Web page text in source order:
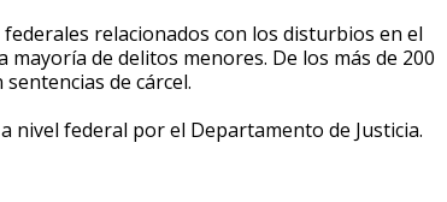
relacionados con los disturbios en el
mayoría de delitos menores. De los más de 200
de cárcel.
nivel federal por el Departamento de Justicia.